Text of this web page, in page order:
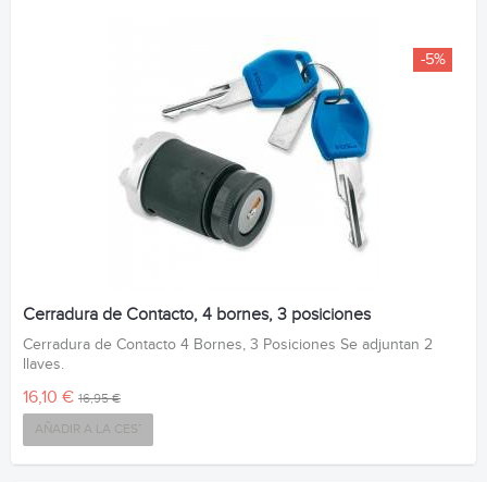
-5%
Cerradura de Contacto, 4 bornes, 3 posiciones
Cerradura de Contacto 4 Bornes, 3 Posiciones Se adjuntan 2
llaves.
16,10 € 16,95 €
AÑADIR A LA CESTA